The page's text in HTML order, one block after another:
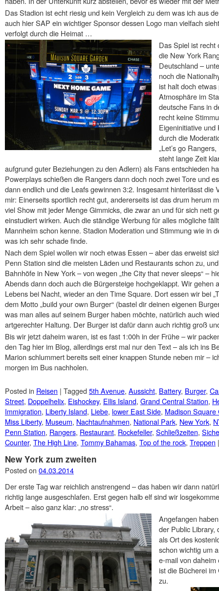
Das Stadion ist echt riesig und kein Vergleich zu dem was ich aus
auch hier SAP ein wichtiger Sponsor dessen Logo man vielfach
verfolgt durch die Heimat …
Das Spiel ist recht
die New York
Deutschland –
noch die
ist halt doch
Atmosphäre im
deutsche Fans in
recht keine
Eigeninitiative
durch die
„Let’s go
steht lange Zeit
aufgrund guter Beziehungen zu den Adlern) als Fans entschieden
Powerplays schießen die Rangers dann doch noch zwei Tore und
dann endlich und die Leafs gewinnen 3:2. Insgesamt hinterlässt die
mir: Einerseits sportlich recht gut, andererseits ist das drum herum
viel Show mit jeder Menge Gimmicks, die zwar an und für sich nett
einstudiert wirken. Auch die ständige Werbung für alles mögliche
Mannheim schon kenne. Stadion Moderation und Stimmung wie in
was ich sehr schade finde.
Nach dem Spiel wollen wir noch etwas Essen – aber das erweist
Penn Station sind die meisten Läden und Restaurants schon zu,
Bahnhöfe in New York – von wegen „the City that never sleeps“ –
Abends dann doch auch die Bürgersteige hochgeklappt. Wir gehen
Lebens bei Nacht, wieder an den Time Square. Dort essen wir bei
dem Motto „build your own Burger“ (bastel dir deinen eigenen
was man alles auf seinem Burger haben möchte, natürlich auch
artgerechter Haltung. Der Burger ist dafür dann auch richtig groß
Bis wir jetzt daheim waren, ist es fast 1:00h in der Frühe – wir
den Tag hier im Blog, allerdings erst mal nur den Text – als ich ins
Marion schlummert bereits seit einer knappen Stunde neben mir –
morgen im Bus nachholen.
Posted in Reisen | Tagged 5th Avenue, Aussicht, Battery, Burger,
Street, Doppelhelix, Eishockey, Ellis Island, Grand Central Station,
Immigration, Liberty Island, Liebe, lower East Side, Madison Square
Miss Liberty, Museum, Nachtaufnahmen, National Park, New York,
Penn Station, Rangers, Restaurant, Rockefeller, Schließzeiten,
Counter, The High Line, Tommy Bahamas, Top of the rock, Treppen |
New York zum zweiten
Posted on 04.03.2014
Der erste Tag war reichlich anstrengend – das haben wir dann
richtig lange ausgeschlafen. Erst gegen halb elf sind wir
Arbeit – also ganz klar: „no stress“.
Angefangen
der Public Library,
als Ort des
schon wichtig um
e-mail von
ist die Bücherei
zu.